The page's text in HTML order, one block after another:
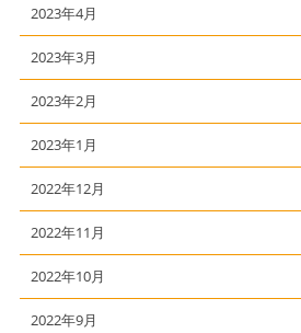
2023年4月
2023年3月
2023年2月
2023年1月
2022年12月
2022年11月
2022年10月
2022年9月